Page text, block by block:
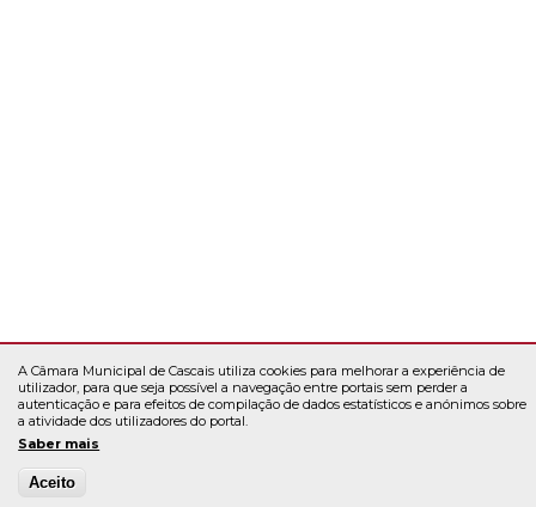
A Câmara Municipal de Cascais utiliza cookies para melhorar a experiência de
utilizador, para que seja possível a navegação entre portais sem perder a
autenticação e para efeitos de compilação de dados estatísticos e anónimos sobre
a atividade dos utilizadores do portal.
Saber mais
Aceito